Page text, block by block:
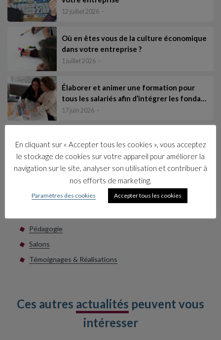
12 juillet 2026
Où en êtes vous de la culture économique
dans votre entreprise ?
1 juillet 2026
Élaborer et animer une formation pour
tous les salariés afin d’intégrer les fonda…
17 juin 2026
Collections
Livres
Nouveautés
Pédagogie
Salons
Témoignages & Réalisations
Ces autres actualités peuvent vous
intéresser
En cliquant sur « Accepter tous les cookies », vous acceptez
le stockage de cookies sur votre appareil pour améliorer la
navigation sur le site, analyser son utilisation et contribuer à
nos efforts de marketing.
Paramètres des cookies Accepter tous les cookies